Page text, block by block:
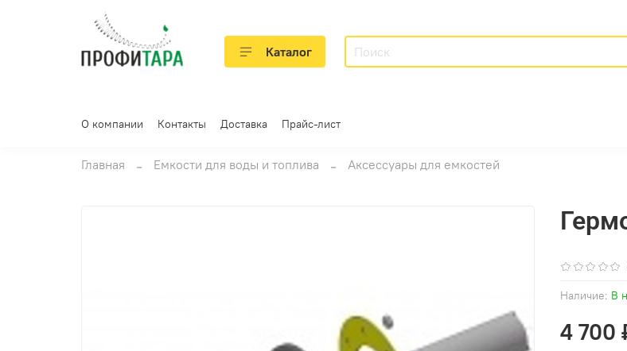
Каталог
О компании Контакты Доставка Прайс-лист
Главная Емкости для воды и топлива Аксессуары для емкостей
Наличие: В
4 700